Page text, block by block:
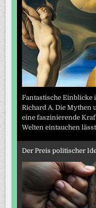
Fantastische Einblicke
Richard A. Die Mythen
eine faszinierende
Welten eintauchen
Der Preis politischer